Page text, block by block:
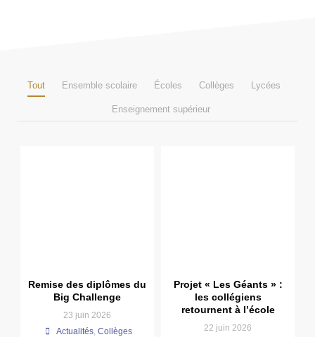
Tout Ensemble scolaire Écoles Collèges Lycées
Enseignement supérieur
Remise des diplômes du
Big Challenge
23 juin 2026
Actualités, Collèges
Projet « Les Géants » :
les collégiens
retournent à l’école
22 juin 2026